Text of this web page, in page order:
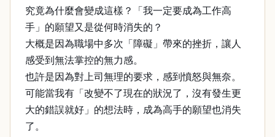
究竟為什麼會變成這樣？「我一定要成為工作高
手」的願望又是從何時消失的？
大概是因為職場中多次「障礙」帶來的挫折，讓人
感受到無法掌控的無力感。
也許是因為對上司無理的要求，感到憤怒與無奈。
可能當我有「改變不了現在的狀況了，沒有發生更
大的錯誤就好」的想法時，成為高手的願望也消失
了。